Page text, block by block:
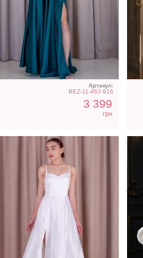
Артикул:
BEZ-11-462-916
3 399
грн
Атласное длинное платье
на бретелях в белом цвете